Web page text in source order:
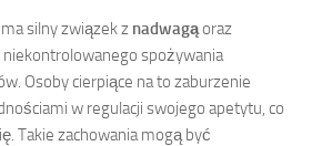
ma silny związek z nadwagąoraz
niekontrolowanego spożywania
Osoby cierpiące na to zaburzenie
w regulacji swojego apetytu, co
Takie zachowania mogą być